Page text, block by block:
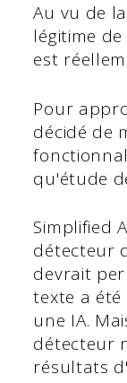
Au vu de
légitime
est
Pour
décidé de
qu'étude
Simplified
détecteur
devrait
texte a
une IA.
détecteur
résultats